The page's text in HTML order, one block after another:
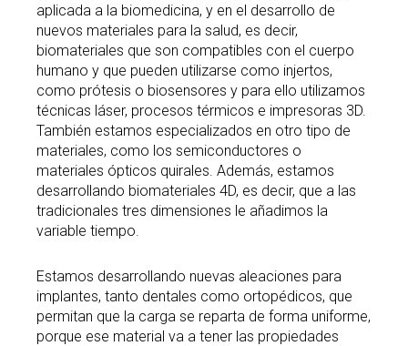
aplicada a la biomedicina, y en el desarrollo de
nuevos materiales para la salud, es decir,
biomateriales que son compatibles con el cuerpo
humano y que pueden utilizarse como injertos,
como prótesis o biosensores y para ello utilizamos
técnicas láser, procesos térmicos e impresoras 3D.
También estamos especializados en otro tipo de
materiales, como los semiconductores o
materiales ópticos quirales. Además, estamos
desarrollando biomateriales 4D, es decir, que a las
tradicionales tres dimensiones le añadimos la
variable tiempo.
Estamos desarrollando nuevas aleaciones para
implantes, tanto dentales como ortopédicos, que
permitan que la carga se reparta de forma uniforme,
porque ese material va a tener las propiedades